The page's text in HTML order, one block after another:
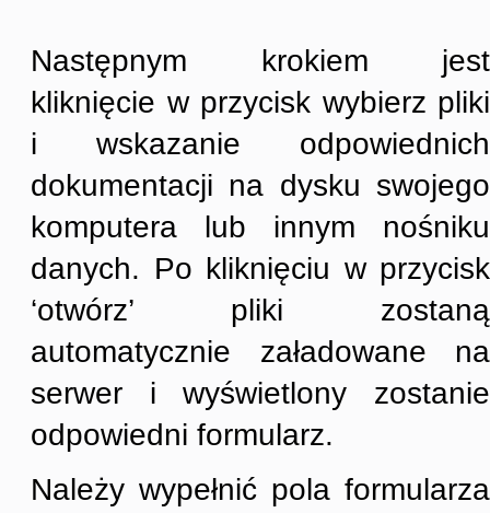
Następnym krokiem jest
kliknięcie w przycisk wybierz pliki
i wskazanie odpowiednich
dokumentacji na dysku swojego
komputera lub innym nośniku
danych. Po kliknięciu w przycisk
‘otwórz’ pliki zostaną
automatycznie załadowane na
serwer i wyświetlony zostanie
odpowiedni formularz.
Należy wypełnić pola formularza